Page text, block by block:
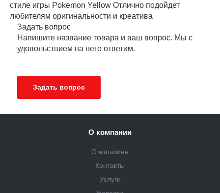
стиле игры Pokemon Yellow Отлично подойдет
любителям оригинальности и креатива
Задать вопрос
Напишите название товара и ваш вопрос. Мы с
удовольствием на него ответим.
Задать вопрос
О компании
О магазине
Контакты
Услуги